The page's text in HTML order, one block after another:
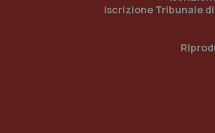
Iscrizione Tribunale di